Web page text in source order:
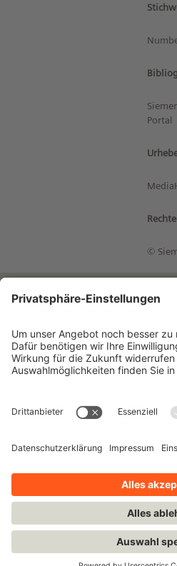
Portal
©
Impressum
Kontakt
Datenschutzhinweise
Bleiben Sie auf dem Laufenden!